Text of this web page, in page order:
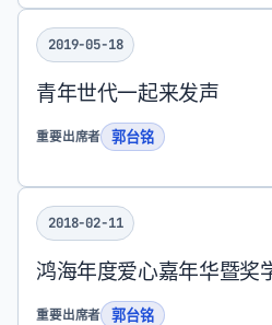
2019-05-18
青年世代一起来发声
重要出席者 郭台铭
2018-02-11
鸿海年度爱心嘉年华暨奖
重要出席者 郭台铭